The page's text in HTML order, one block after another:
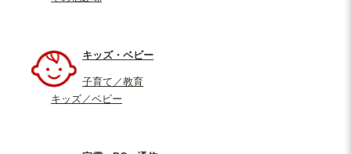
キッズ・ベビー
子育て／教育
キッズ／ベビー